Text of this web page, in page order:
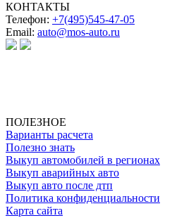
КОНТАКТЫ
Телефон: +7(495)545-47-05
Email: auto@mos-auto.ru
ПОЛЕЗНОЕ
Варианты расчета
Полезно знать
Выкуп автомобилей в регионах
Выкуп аварийных авто
Выкуп авто после дтп
Политика конфиденциальности
Карта сайта